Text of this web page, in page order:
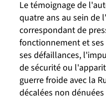
Le témoignage de
quatre ans au sein de
correspondant de
fonctionnement et
ses défaillances,
de sécurité ou
guerre froide avec la
décalées non